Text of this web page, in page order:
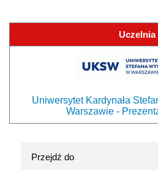
Uczelnia
Uniwersytet Kardynała
Warszawie -
Przejdź do